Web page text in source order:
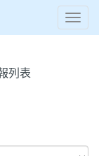
列表